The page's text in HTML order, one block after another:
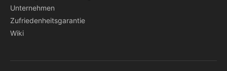
Unternehmen
Zufriedenheitsgarantie
Wiki